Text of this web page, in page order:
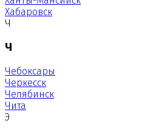
Хабаровск
Ч
Ч
Чебоксары
Черкесск
Челябинск
Чита
Э